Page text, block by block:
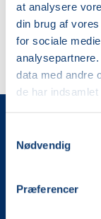
at analysere
din brug af
for sociale
data med andre
de har
Nødvendig
Præferencer